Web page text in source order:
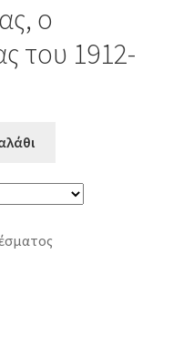
ο
του 1912-